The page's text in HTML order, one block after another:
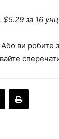
за 16
ви робите